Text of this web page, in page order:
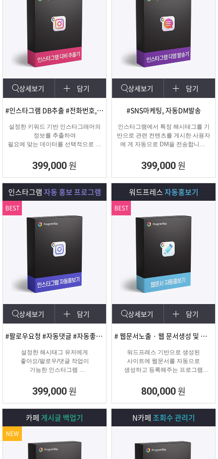
상세보기 담기
#인스타그램 DB추출 #전화번호, 이메일 추출
설정한 키워드 기반 인스타그래머의
정보를 추출하여
필요에 맞는 데이터를 선택적으로 수
399,000 원
상세보기 담기
#SNS마케팅, 자동DM발송
인스타그램에서 특정 해시태그를 기
반으로 관련 컨텐츠를 게시한 사용자
에 게 자동으로 DM을 전송합니다.
수 등 특정 타겟의 인스타그래머에게
DM을 발송하여 관심을 끌 수 있습니
다.
399,000 원
인스타그램자동 홍보 프로그램
상세보기 담기
#팔로우요청 #자동댓글 #자동좋아요 #SNS마케팅
설정한 해시태그 유저에게
좋아요/팔로우/댓글 작업이
가능한 인스타그램
399,000 원
BEST
워드프레스자동홍보기
상세보기 담기
# 웹문서노출 · 웹 문서생성 및 등록
워드프레스 기반으로 생성된
사이트에 웹문서를 자동으로
생성하고 등록해주는 프로그램
800,000 원
BEST
카페 게시글 백업기
NEW
N카페조회수 관리기